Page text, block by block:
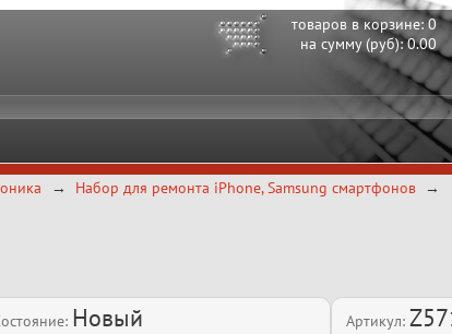
товаров в корзине:0
на сумму (руб):0.00
Набор для ремонта iPhone, Samsung смартфонов
Новый Артикул: